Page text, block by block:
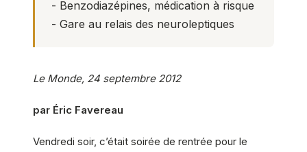
- Benzodiazépines, médication à risque
- Gare au relais des neuroleptiques
Le Monde, 24 septembre 2012
par Éric Favereau
Vendredi soir, c’était soirée de rentrée pour le